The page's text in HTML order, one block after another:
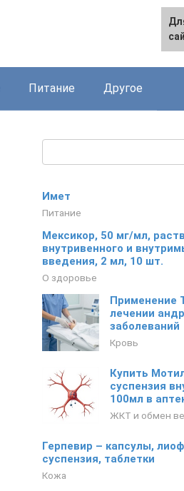
Питание Другое
Имет
Питание
Мексикор, 50 мг/мл,
внутривенного и
введения, 2 мл, 10 шт.
О здоровье
Применение
лечении
заболеваний
Кровь
Купить
суспензия
100мл в
ЖКТ и обмен
Герпевир – капсулы,
суспензия, таблетки
Кожа